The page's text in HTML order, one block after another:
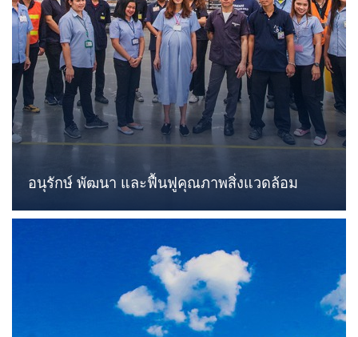
อนุรักษ์ พัฒนา และฟื้นฟูคุณภาพสิ่งแวดล้อม